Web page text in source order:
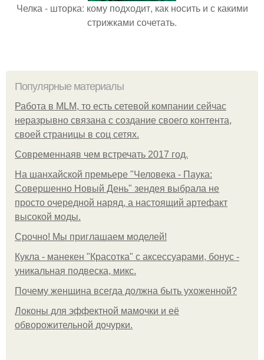
Челка - шторка: кому подходит, как носить и с какими
стрижками сочетать.
Популярные материалы
Работа в MLM, то есть сетевой компании сейчас
неразрывно связана с создание своего контента,
своей страницы в соц сетях.
Современнаяв чем встречать 2017 год.
На шанхайской премьере "Человека - Паука:
Совершенно Новый День" зендея выбрала не
просто очередной наряд, а настоящий артефакт
высокой моды.
Срочно! Мы приглашаем моделей!
Кукла - манекен "Красотка" с аксессуарами, бонус -
уникальная подвеска, микс.
Почему женщина всегда должна быть ухоженной?
Локоны для эффектной мамочки и её
обворожительной дочурки.